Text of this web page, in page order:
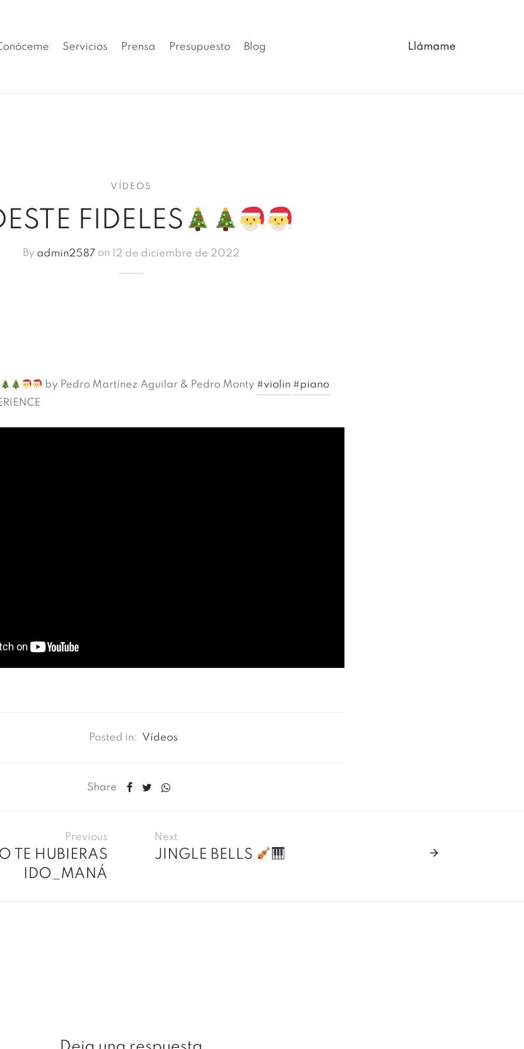
Servicios Prensa Presupuesto Blog Llámame
VÍDEOS
FIDELES
By admin2587 on 12 de diciembre de 2022
by Pedro Martínez Aguilar & Pedro Monty #violin #piano
Posted in: Vídeos
Share
Previous
TE HUBIERAS
IDO_MANÁ
Next
JINGLE BELLS